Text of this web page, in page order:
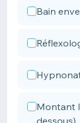
Bain
Montant
dessous)